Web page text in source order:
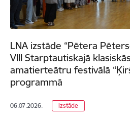
LNA izstāde “Pētera
VIII Starptautiskajā
amatierteātru festivālā
programmā
06.07.2026. Izstāde